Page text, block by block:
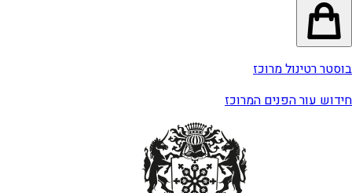
בוסטר רטינול מרוכז
חידוש עור הפנים המרוכז